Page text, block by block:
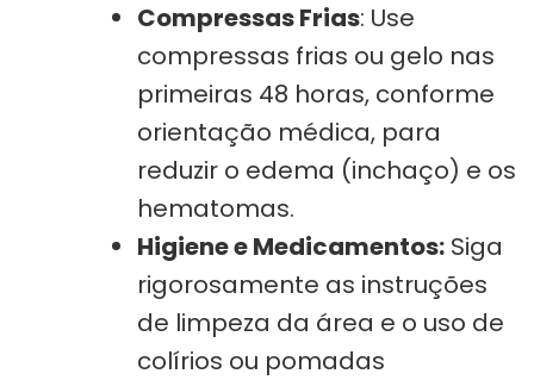
Compressas Frias: Use
compressas frias ou gelo nas
primeiras 48 horas, conforme
orientação médica, para
reduzir o edema (inchaço) e os
hematomas.
Higiene e Medicamentos: Siga
rigorosamente as instruções
de limpeza da área e o uso de
colírios ou pomadas